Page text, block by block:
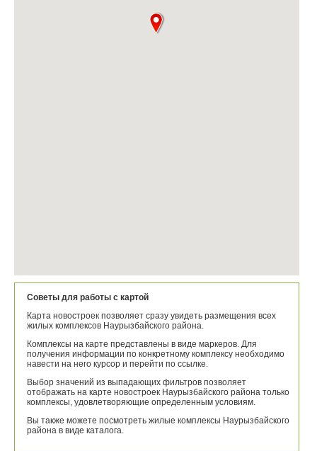
Советы для работы с картой
Карта новостроек позволяет сразу увидеть размещения всех
жилых комплексов Наурызбайского района.
Комплексы на карте представлены в виде маркеров. Для
получения информации по конкретному комплексу необходимо
навести на него курсор и перейти по ссылке.
Выбор значений из выпадающих фильтров позволяет
отображать на карте новостроек Наурызбайского района только
комплексы, удовлетворяющие определенным условиям.
Вы также можете посмотреть жилые комплексы Наурызбайского
района в виде каталога.